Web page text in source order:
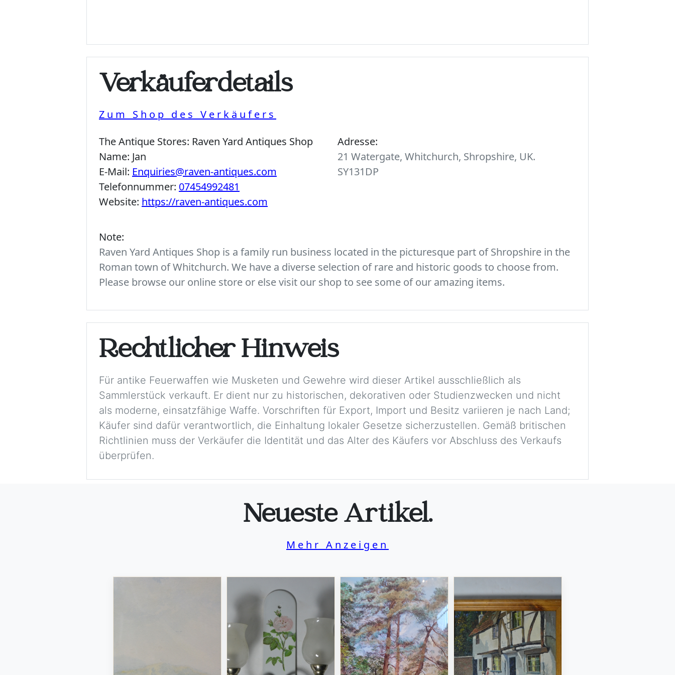
Verkäuferdetails
Zum Shop des Verkäufers
The Antique Stores: Raven Yard Antiques Shop
Name: Jan
E-Mail: Enquiries@raven-antiques.com
Telefonnummer: 07454992481
Website: https://raven-antiques.com
Adresse:
21 Watergate, Whitchurch, Shropshire, UK.
SY131DP
Note:
Raven Yard Antiques Shop is a family run business located in the picturesque part of Shropshire in the
Roman town of Whitchurch. We have a diverse selection of rare and historic goods to choose from.
Please browse our online store or else visit our shop to see some of our amazing items.
Rechtlicher Hinweis
Für antike Feuerwaffen wie Musketen und Gewehre wird dieser Artikel ausschließlich als
Sammlerstück verkauft. Er dient nur zu historischen, dekorativen oder Studienzwecken und nicht
als moderne, einsatzfähige Waffe. Vorschriften für Export, Import und Besitz variieren je nach Land;
Käufer sind dafür verantwortlich, die Einhaltung lokaler Gesetze sicherzustellen. Gemäß britischen
Richtlinien muss der Verkäufer die Identität und das Alter des Käufers vor Abschluss des Verkaufs
überprüfen.
Neueste Artikel.
Mehr Anzeigen